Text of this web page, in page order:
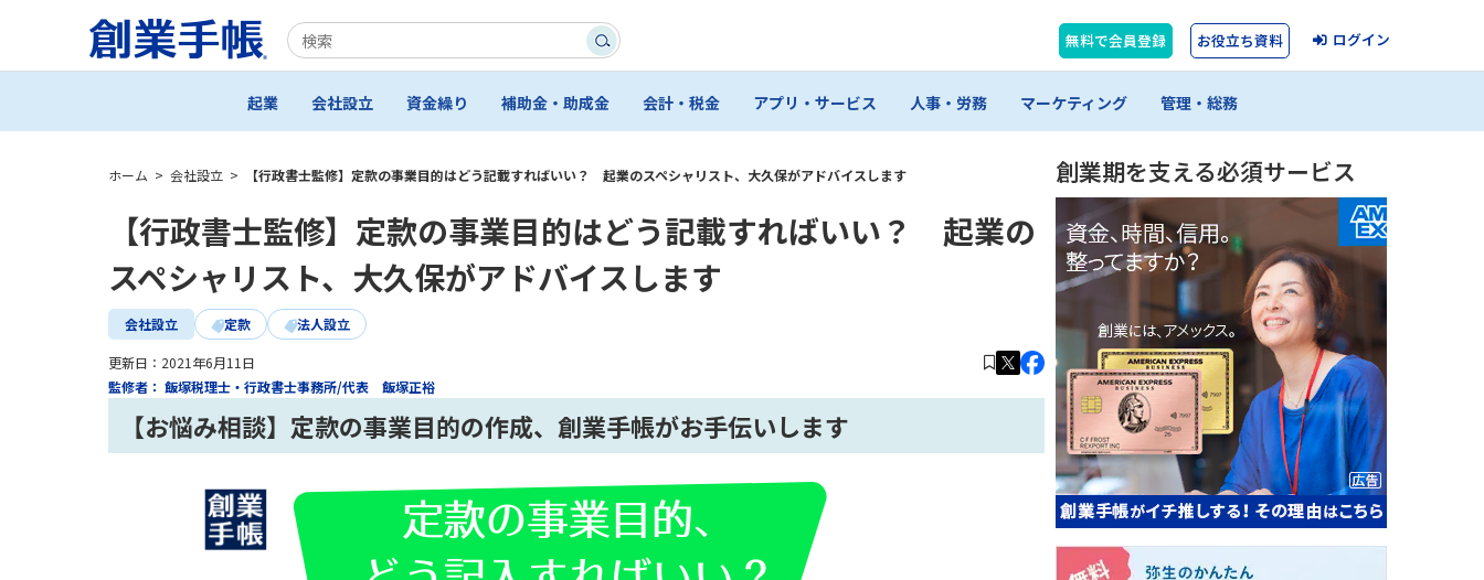
無料で会員登録 お役立ち資料 ログイン
起業 会社設立 資金繰り 補助金・助成金 会計・税金 アプリ・サービス 人事・労務 マーケティング 管理・総務
ホーム > 会社設立 > 【行政書士監修】定款の事業目的はどう記載すればいい？ 起業のスペシャリスト、大久保がアドバイスします
【行政書士監修】定款の事業目的はどう記載すればいい？ 起業の
スペシャリスト、大久保がアドバイスします
会社設立 定款 法人設立
監修者： 飯塚税理士・行政書士事務所/代表 飯塚正裕
更新日： 2021年6月11日
【お悩み相談】定款の事業目的の作成、創業手帳がお手伝いします
創業期を支える必須サービス